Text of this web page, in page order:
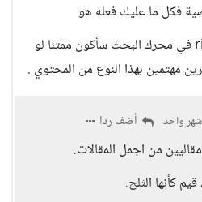
فكل ما عليك فعله هو
انت تكتب rimzohud في محرك البحث سأكون ممتنا لو
مهتمين بهذا النوع من المحتوي .
واحد أضف ردا
من اجمل المقالات.
كأنها الثلج.